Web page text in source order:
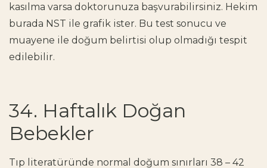
kasılma varsa doktorunuza başvurabilirsiniz. Hekim
burada NST ile grafik ister. Bu test sonucu ve
muayene ile doğum belirtisi olup olmadığı tespit
edilebilir.
34. Haftalık Doğan
Bebekler
Tıp literatüründe normal doğum sınırları 38 – 42